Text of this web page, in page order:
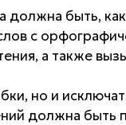
должна быть,
с
а также
но и
должна быть